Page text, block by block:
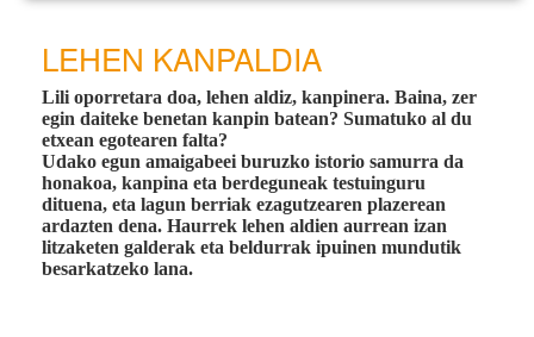
LEHEN KANPALDIA
Lili oporretara doa, lehen aldiz, kanpinera. Baina, zer
egin daiteke benetan kanpin batean? Sumatuko al du
etxean egotearen falta?
Udako egun amaigabeei buruzko istorio samurra da
honakoa, kanpina eta berdeguneak testuinguru
dituena, eta lagun berriak ezagutzearen plazerean
ardazten dena. Haurrek lehen aldien aurrean izan
litzaketen galderak eta beldurrak ipuinen mundutik
besarkatzeko lana.